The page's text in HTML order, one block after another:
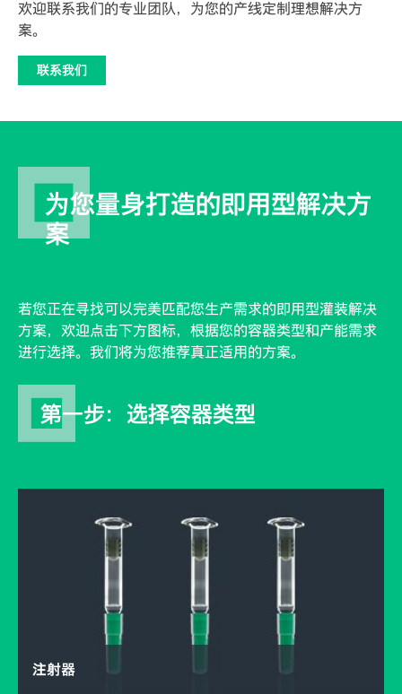
欢迎联系我们的专业团队，为您的产线定制理想解决方
案。
联系我们
为您量身打造的即用型解决方
案
若您正在寻找可以完美匹配您生产需求的即用型灌装解决
方案，欢迎点击下方图标，根据您的容器类型和产能需求
进行选择。我们将为您推荐真正适用的方案。
第一步：选择容器类型
注射器